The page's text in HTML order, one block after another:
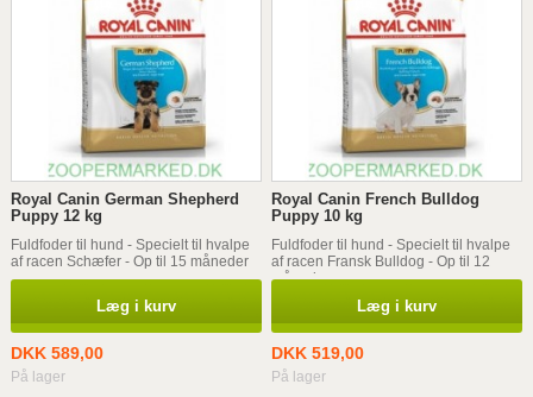
Royal Canin German Shepherd
Puppy 12 kg
Fuldfoder til hund - Specielt til hvalpe
af racen Schæfer - Op til 15 måneder
Læg i kurv
DKK 589,00
På lager
Royal Canin French Bulldog
Puppy 10 kg
Fuldfoder til hund - Specielt til hvalpe
af racen Fransk Bulldog - Op til 12
måneder
Læg i kurv
DKK 519,00
På lager